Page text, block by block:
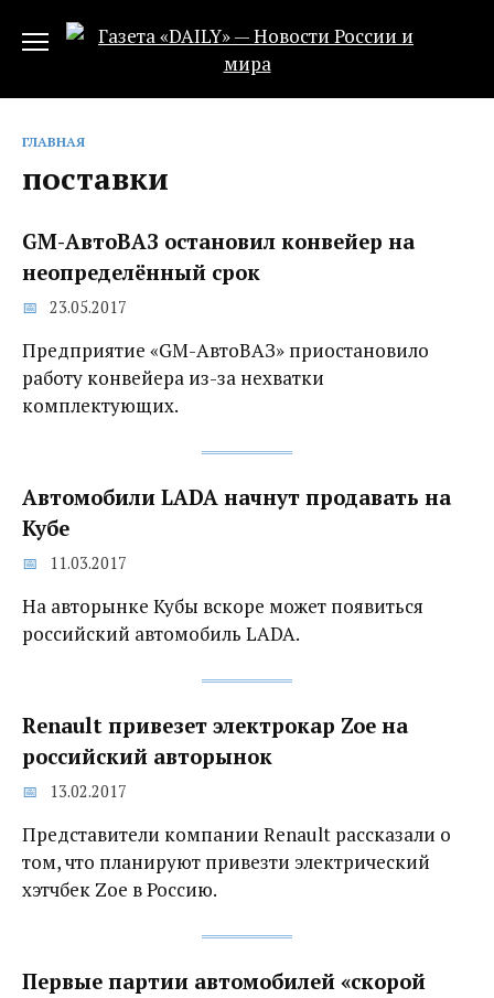
ГЛАВНАЯ
поставки
GM-АвтоВАЗ остановил конвейер на
неопределённый срок
23.05.2017
Предприятие «GM-АвтоВАЗ» приостановило
работу конвейера из-за нехватки
комплектующих.
Автомобили LADA начнут продавать на
Кубе
11.03.2017
На авторынке Кубы вскоре может появиться
российский автомобиль LADA.
Renault привезет электрокар Zoe на
российский авторынок
13.02.2017
Представители компании Renault рассказали о
том, что планируют привезти электрический
хэтчбек Zoe в Россию.
Первые партии автомобилей «скорой